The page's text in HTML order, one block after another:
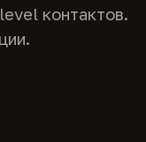
контактов.